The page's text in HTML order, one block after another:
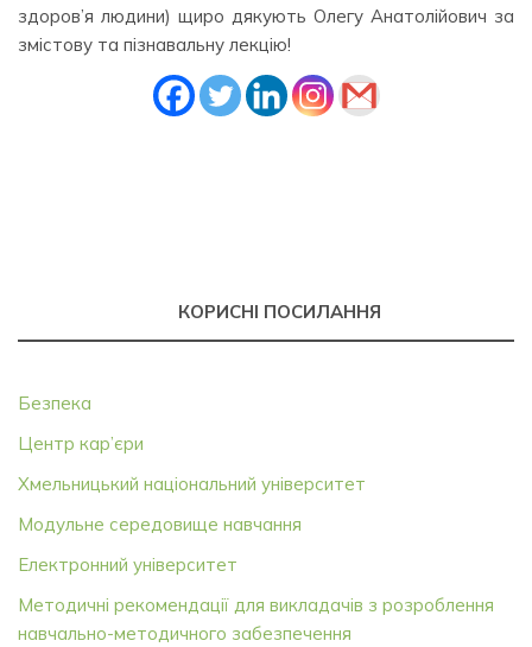
здоров’я людини) щиро дякують Олегу Анатолійович за
змістову та пізнавальну лекцію!
КОРИСНІ ПОСИЛАННЯ
Безпека
Центр кар’єри
Хмельницький національний університет
Модульне середовище навчання
Електронний університет
Методичні рекомендації для викладачів з розроблення
навчально-методичного забезпечення